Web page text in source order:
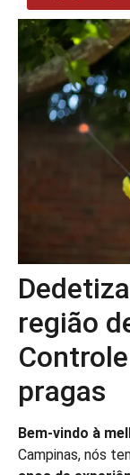
região
pragas
Bem-vindo à
Campinas, nós